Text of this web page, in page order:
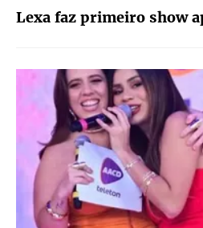
Lexa faz primeiro show